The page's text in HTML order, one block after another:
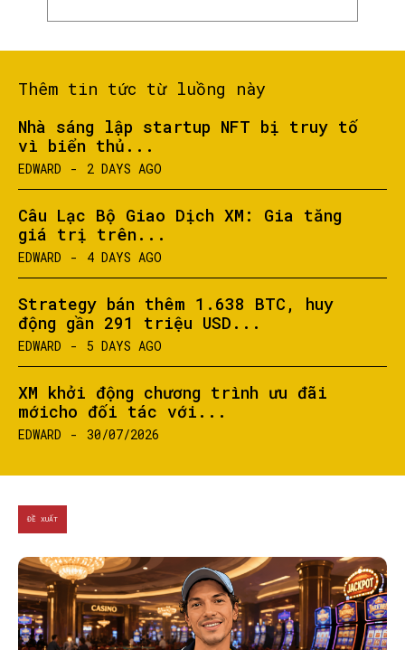
Thêm tin tức từ luồng này
Nhà sáng lập startup NFT bị truy tố
vì biển thủ...
EDWARD - 2 DAYS AGO
Câu Lạc Bộ Giao Dịch XM: Gia tăng
giá trị trên...
EDWARD - 4 DAYS AGO
Strategy bán thêm 1.638 BTC, huy
động gần 291 triệu USD...
EDWARD - 5 DAYS AGO
XM khởi động chương trình ưu đãi
mớicho đối tác với...
EDWARD - 30/07/2026
ĐỀ XUẤT